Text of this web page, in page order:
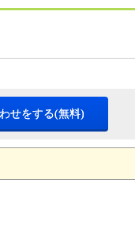
せをする(無料)